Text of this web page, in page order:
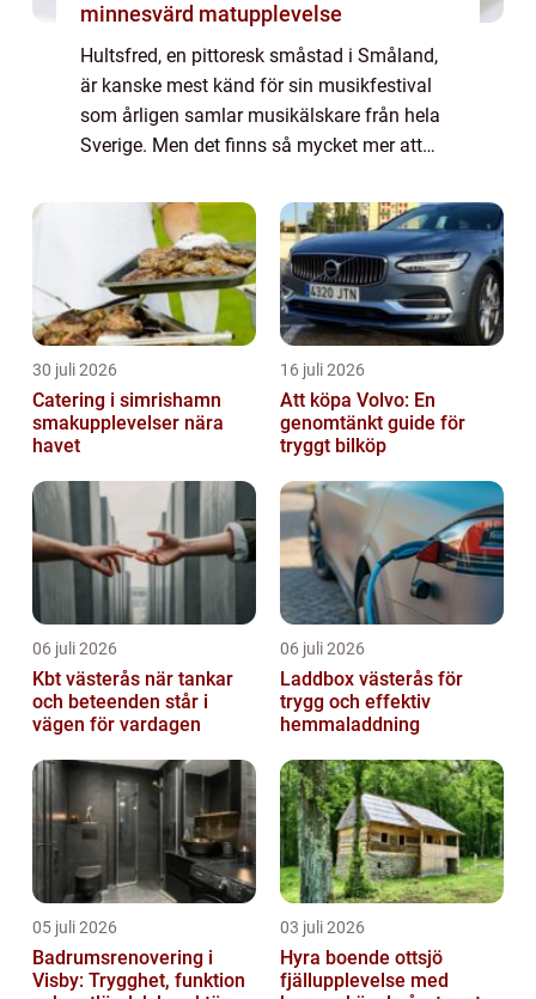
minnesvärd matupplevelse
Hultsfred, en pittoresk småstad i Småland,
är kanske mest känd för sin musikfestival
som årligen samlar musikälskare från hela
Sverige. Men det finns så mycket mer att
30 juli 2026
Catering i simrishamn
smakupplevelser nära
havet
16 juli 2026
Att köpa Volvo: En
genomtänkt guide för
tryggt bilköp
06 juli 2026
Kbt västerås när tankar
och beteenden står i
vägen för vardagen
06 juli 2026
Laddbox västerås för
trygg och effektiv
hemmaladdning
05 juli 2026
Badrumsrenovering i
Visby: Trygghet, funktion
03 juli 2026
Hyra boende ottsjö
fjällupplevelse med